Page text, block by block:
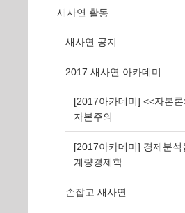
새사연 활동
새사연 공지
2017 새사연 아카데미
[2017아카데미] <<자본
자본주의
[2017아카데미] 경제분석
계량경제학
손잡고 새사연